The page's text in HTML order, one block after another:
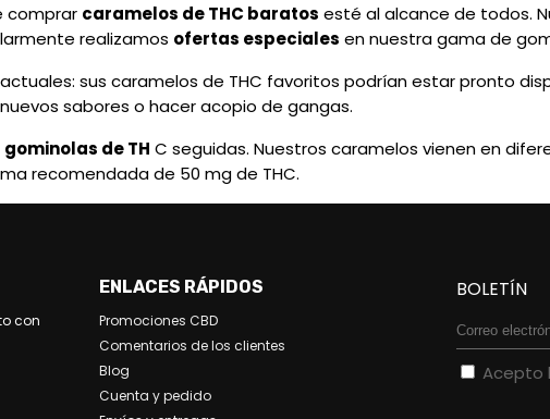
comprar caramelos de THC baratos esté al alcance de todos.
realizamos ofertas especiales en nuestra gama de
sus caramelos de THC favoritos podrían estar pronto
sabores o hacer acopio de gangas.
gominolas de TH C seguidas. Nuestros caramelos vienen en
recomendada de 50 mg de THC.
con
ENLACES RÁPIDOS
Promociones CBD
Comentarios de los clientes
Blog
Cuenta y pedido
BOLETÍN
Acepto